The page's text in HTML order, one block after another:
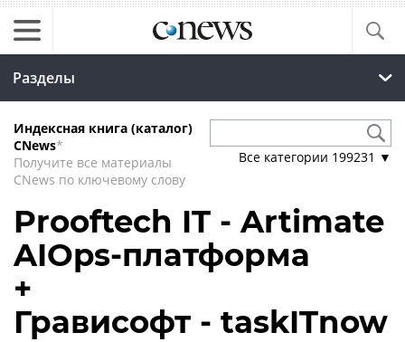
Разделы
Индексная книга (каталог)
CNews*
Получите все материалы
CNews по ключевому слову
Все категории 199231 ▼
Prooftech IT - Artimate
AIOps-платформа
+
Грависофт - taskITnow